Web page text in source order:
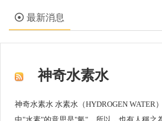
服
不
可
最新消息
神奇水素水
神奇水素水 水素水（HYDROGEN WATER